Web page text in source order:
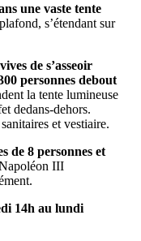
une vaste tente
s’étendant sur
de s’asseoir
personnes debout
la tente lumineuse
dedans-dehors.
et vestiaire.
de 8 personnes et
III
14h au lundi